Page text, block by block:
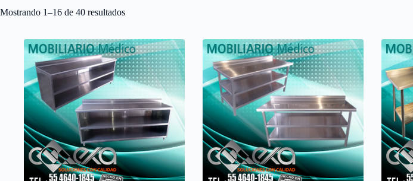
Mostrando 1–16 de 40 resultados